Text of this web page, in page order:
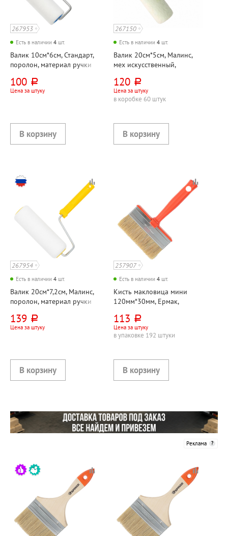
267953
Есть в наличии 4 шт.
Валик 10см*6см, Стандарт,
поролон, материал ручки
100 руб.
Цена за штуку
267150
Есть в наличии 4 шт.
Валик 20см*5см, Малинс,
мех искусственный,
высота ворса 12-18мм
120 руб.
Цена за штуку
в коробке 60 штук
267954
Есть в наличии 4 шт.
Валик 20см*7,2см, Малинс,
поролон, материал ручки
139 руб.
Цена за штуку
257907
Есть в наличии 4 шт.
Кисть макловица мини
120мм*30мм, Ермак,
материал ручки пластик
113 руб.
Цена за штуку
в упаковке 192 штуки
Реклама